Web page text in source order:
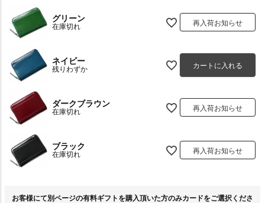
グリーン
在庫切れ 再入荷お知らせ
ネイビー
残りわずか カートに入れる
ダークブラウン
在庫切れ 再入荷お知らせ
ブラック
在庫切れ 再入荷お知らせ
お客様にて別ページの有料ギフトを購入頂いた方のみカードをご選択くださ